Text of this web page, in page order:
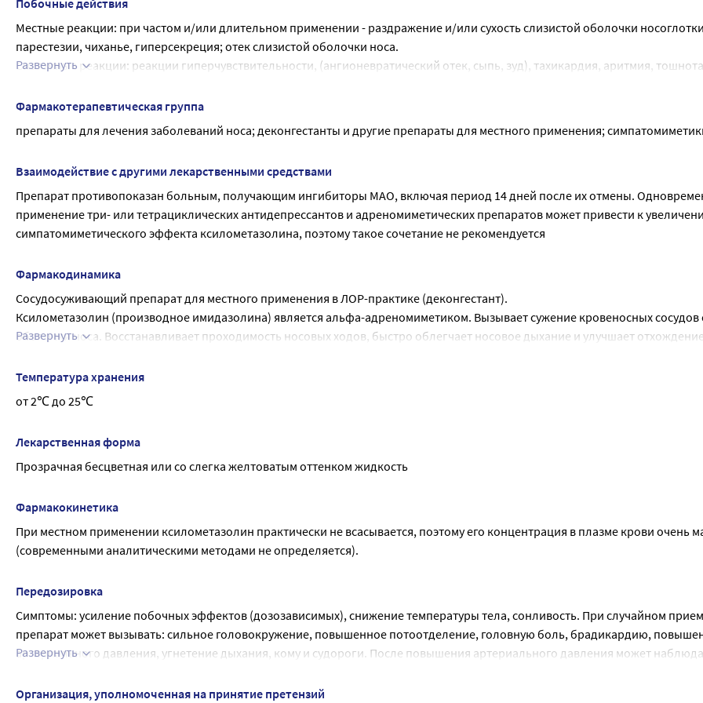
потенциально опасными видами деятельности, требующими повышенной концентрации внимания и быстроты
реакций, что требует соблюдения осторожности.
Побочные действия
Местные реакции: при частом и/или длительном применении - раздражение и/или сухость слизистой оболочки
парестезии, чиханье, гиперсекреция; отек слизистой оболочки носа.
Системные реакции: реакции гиперчувствительности, (ангионевратический отек, сыпь, зуд), тахикардия, аритмия,
длительном применении высоких доз).
Развернуть
Фармакотерапевтическая группа
препараты для лечения заболеваний носа; деконгестанты и другие препараты для местного применения;
Взаимодействие с другими лекарственными средствами
Препарат противопоказан больным, получающим ингибиторы МАО, включая период 14 дней после их отмены.
применение три- или тетрациклических антидепрессантов и адреномиметических препаратов может привести к
симпатомиметического эффекта ксилометазолина, поэтому такое сочетание не рекомендуется
Фармакодинамика
Сосудосуживающий препарат для местного применения в ЛОР-практике (деконгестант).
Ксилометазолин (производное имидазолина) является альфа-адреномиметиком. Вызывает сужение кровеносных сосудов
оболочки носа. Восстанавливает проходимость носовых ходов, быстро облегчает носовое дыхание и улучшает
Действие препарата наступает через 5-10 минут после его применения и продолжается до 10 часов.
Развернуть
Температура хранения
от 2℃ до 25℃
Лекарственная форма
Прозрачная бесцветная или со слегка желтоватым оттенком жидкость
Фармакокинетика
При местном применении ксилометазолин практически не всасывается, поэтому его концентрация в плазме крови очень
(современными аналитическими методами не определяется).
Передозировка
Симптомы: усиление побочных эффектов (дозозависимых), снижение температуры тела, сонливость. При случайном
препарат может вызывать: сильное головокружение, повышенное потоотделение, головную боль, брадикардию,
артериального давления, угнетение дыхания, кому и судороги. После повышения артериального давления может
Лечение: симптоматическое. В случае тяжелого отравления с остановкой сердца - реанимационные действия
Развернуть
Организация, уполномоченная на принятие претензий